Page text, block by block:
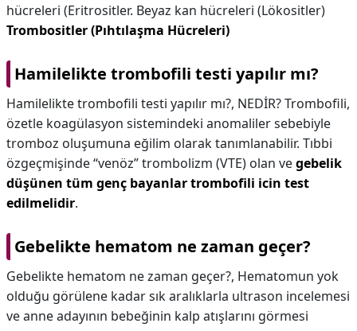
hücreleri (Eritrositler. Beyaz kan hücreleri (Lökositler)
Trombositler (Pıhtılaşma Hücreleri)
Hamilelikte trombofili testi yapılır mı?
Hamilelikte trombofili testi yapılır mı?, NEDİR? Trombofili,
özetle koagülasyon sistemindeki anomaliler sebebiyle
tromboz oluşumuna eğilim olarak tanımlanabilir. Tıbbi
özgeçmişinde “venöz” trombolizm (VTE) olan vegebelik
düşünen tüm genç bayanlar trombofili icin test
edilmelidir.
Gebelikte hematom ne zaman geçer?
Gebelikte hematom ne zaman geçer?, Hematomun yok
olduğu görülene kadar sık aralıklarla ultrason incelemesi
ve anne adayının bebeğinin kalp atışlarını görmesi